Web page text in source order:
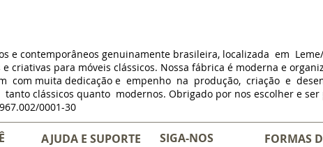
e contemporâneos genuinamente brasileira, localizada em
criativas para móveis clássicos. Nossa fábrica é moderna e
com muita dedicação e empenho na produção, criação e
clássicos quanto modernos. Obrigado por nos escolher e
0001-30
AJUDA E SUPORTE SIGA-NOS FORMAS